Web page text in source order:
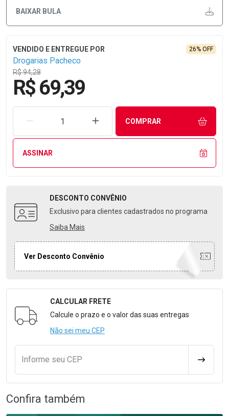
BAIXAR BULA
Drogarias Pacheco
R$ 94,28
26% OFF
R$ 69,39
REMOVER UMA UNIDADEAUMENTAR UMA UNIDADE
COMPRAR
ASSINAR
DESCONTO CONVÊNIO
Exclusivo para clientes cadastrados no programa
Saiba Mais
Ver Desconto Convênio
Formulário para Calcular o Frete
CALCULAR FRETE
Calcule o prazo e o valor das suas entregas
Não sei meu CEP
Informe seu CEP
Confira também